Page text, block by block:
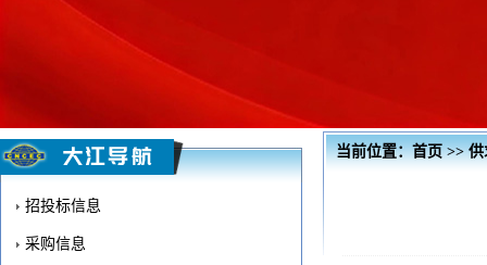
当前位置：首页>>供
招投标信息
采购信息